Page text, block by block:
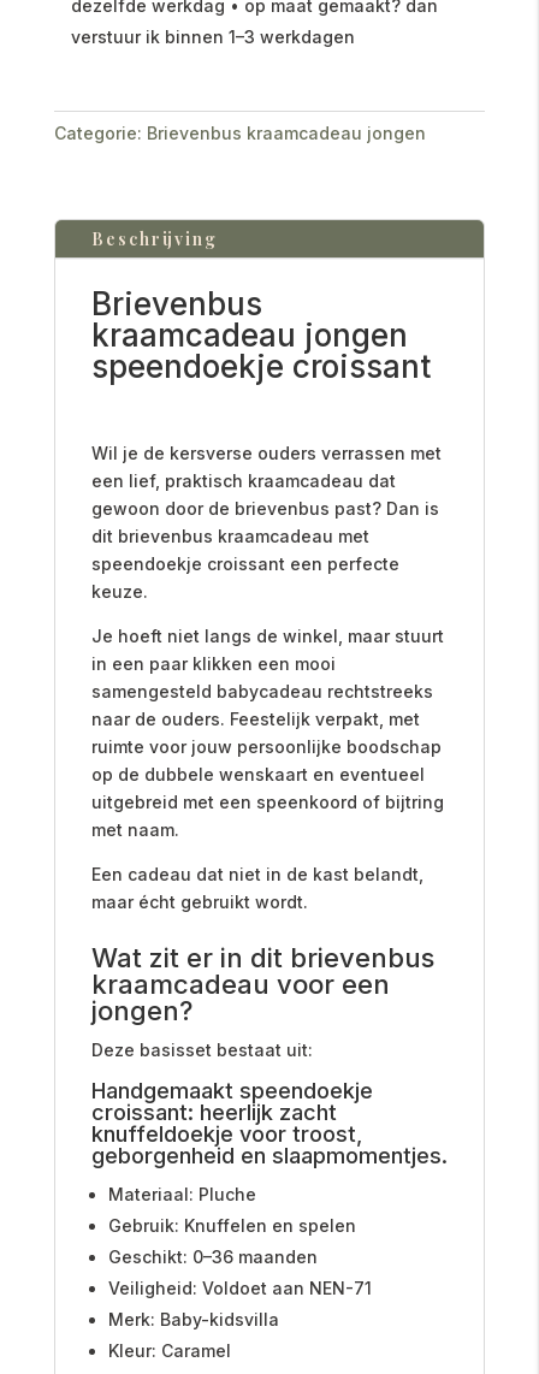
dezelfde werkdag • op maat gemaakt? dan
verstuur ik binnen 1–3 werkdagen
Categorie: Brievenbus kraamcadeau jongen
Beschrijving
Brievenbus
kraamcadeau jongen
speendoekje croissant
Wil je de kersverse ouders verrassen met
een lief, praktisch kraamcadeau dat
gewoon door de brievenbus past? Dan is
dit brievenbus kraamcadeau met
speendoekje croissant een perfecte
keuze.
Je hoeft niet langs de winkel, maar stuurt
in een paar klikken een mooi
samengesteld babycadeau rechtstreeks
naar de ouders. Feestelijk verpakt, met
ruimte voor jouw persoonlijke boodschap
op de dubbele wenskaart en eventueel
uitgebreid met een speenkoord of bijtring
met naam.
Een cadeau dat niet in de kast belandt,
maar écht gebruikt wordt.
Wat zit er in dit brievenbus
kraamcadeau voor een
jongen?
Deze basisset bestaat uit:
Handgemaakt speendoekje
croissant: heerlijk zacht
knuffeldoekje voor troost,
geborgenheid en slaapmomentjes.
Materiaal: Pluche
Gebruik: Knuffelen en spelen
Geschikt: 0–36 maanden
Veiligheid: Voldoet aan NEN-71
Merk: Baby-kidsvilla
Kleur: Caramel